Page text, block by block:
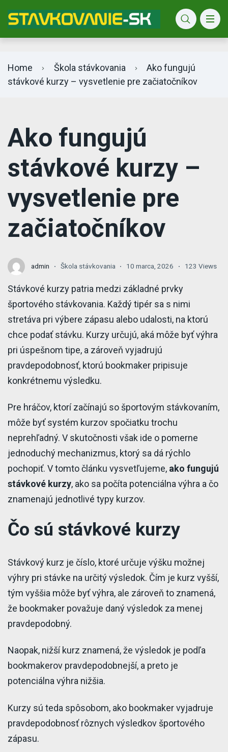
Home Škola stávkovania
Ako fungujú
stávkové kurzy – vysvetlenie pre začiatočníkov
Ako fungujú
stávkové kurzy –
vysvetlenie pre
začiatočníkov
admin Škola stávkovania 10 marca, 2026 123 Views
Stávkové kurzy patria medzi základné prvky
športového stávkovania. Každý tipér sa s nimi
stretáva pri výbere zápasu alebo udalosti, na ktorú
chce podať stávku. Kurzy určujú, aká môže byť výhra
pri úspešnom tipe, a zároveň vyjadrujú
pravdepodobnosť, ktorú bookmaker pripisuje
konkrétnemu výsledku.
Pre hráčov, ktorí začínajú so športovým stávkovaním,
môže byť systém kurzov spočiatku trochu
neprehľadný. V skutočnosti však ide o pomerne
jednoduchý mechanizmus, ktorý sa dá rýchlo
pochopiť. V tomto článku vysvetľujeme, ako fungujú
stávkové kurzy, ako sa počíta potenciálna výhra a čo
znamenajú jednotlivé typy kurzov.
Čo sú stávkové kurzy
Stávkový kurz je číslo, ktoré určuje výšku možnej
výhry pri stávke na určitý výsledok. Čím je kurz vyšší,
tým vyššia môže byť výhra, ale zároveň to znamená,
že bookmaker považuje daný výsledok za menej
pravdepodobný.
Naopak, nižší kurz znamená, že výsledok je podľa
bookmakerov pravdepodobnejší, a preto je
potenciálna výhra nižšia.
Kurzy sú teda spôsobom, ako bookmaker vyjadruje
pravdepodobnosť rôznych výsledkov športového
zápasu.
Bet365 info